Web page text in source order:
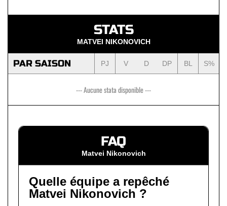
STATS
MATVEI NIKONOVICH
PAR SAISON PJ V D DP BL S%
--- Aucune stata disponible ---
FAQ
Matvei Nikonovich
Quelle équipe a repêché
Matvei Nikonovich ?